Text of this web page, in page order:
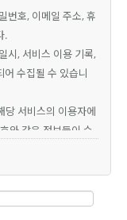
번호, 이메일 주소, 휴
.
시, 서비스 이용 기록,
수집될 수 있습니
당 서비스의 이용자에
와 같은 정보들이 수